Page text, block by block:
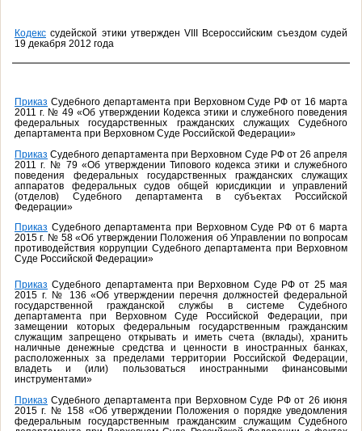
Кодекс судейской этики утвержден VIII Всероссийским съездом судей
19 декабря 2012 года
Приказ Судебного департамента при Верховном Суде РФ от 16 марта
2011 г. № 49 «Об утверждении Кодекса этики и служебного поведения
федеральных государственных гражданских служащих Судебного
департамента при Верховном Суде Российской Федерации»
Приказ Судебного департамента при Верховном Суде РФ от 26 апреля
2011 г. № 79 «Об утверждении Типового кодекса этики и служебного
поведения федеральных государственных гражданских служащих
аппаратов федеральных судов общей юрисдикции и управлений
(отделов) Судебного департамента в субъектах Российской
Федерации»
Приказ Судебного департамента при Верховном Суде РФ от 6 марта
2015 г. № 58 «Об утверждении Положения об Управлении по вопросам
противодействия коррупции Судебного департамента при Верховном
Суде Российской Федерации»
Приказ Судебного департамента при Верховном Суде РФ от 25 мая
2015 г. № 136 «Об утверждении перечня должностей федеральной
государственной гражданской службы в системе Судебного
департамента при Верховном Суде Российской Федерации, при
замещении которых федеральным государственным гражданским
служащим запрещено открывать и иметь счета (вклады), хранить
наличные денежные средства и ценности в иностранных банках,
расположенных за пределами территории Российской Федерации,
владеть и (или) пользоваться иностранными финансовыми
инструментами»
Приказ Судебного департамента при Верховном Суде РФ от 26 июня
2015 г. № 158 «Об утверждении Положения о порядке уведомления
федеральным государственным гражданским служащим Судебного